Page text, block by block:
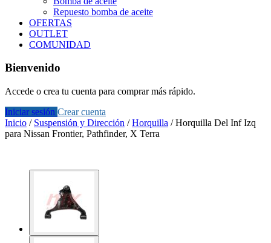
Repuesto bomba de aceite
OFERTAS
OUTLET
COMUNIDAD
Bienvenido
Accede o crea tu cuenta para comprar más rápido.
Iniciar sesión Crear cuenta
Inicio / Suspensión y Dirección /Horquilla /Horquilla Del Inf Izq
para Nissan Frontier, Pathfinder, X Terra